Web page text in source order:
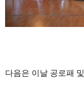
다음은 이날 공로패